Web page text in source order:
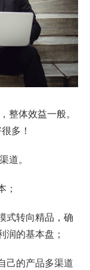
整体效益一般。
多！
道。
；
式转向精品，确
的基本盘；
己的产品多渠道